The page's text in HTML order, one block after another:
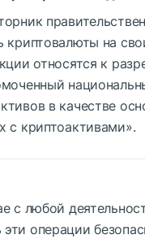
криптовалюты на
относятся к
в качестве
с криптоактивами».
с любой
эти операции